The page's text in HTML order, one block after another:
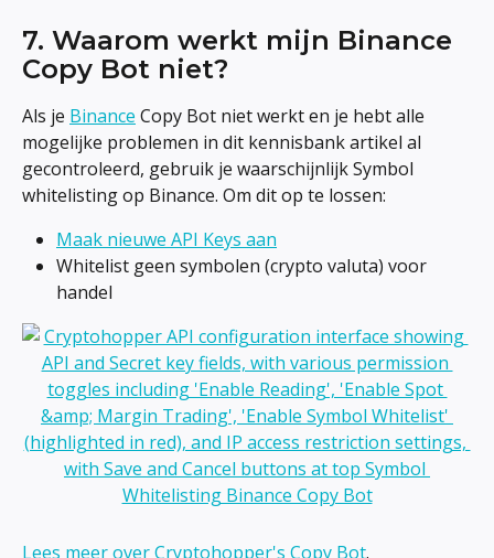
7. Waarom werkt mijn Binance
Copy Bot niet?
Als je Binance Copy Bot niet werkt en je hebt alle
mogelijke problemen in dit kennisbank artikel al
gecontroleerd, gebruik je waarschijnlijk Symbol
whitelisting op Binance. Om dit op te lossen:
Maak nieuwe API Keys aan
Whitelist geen symbolen (crypto valuta) voor
handel
Lees meer over Cryptohopper's Copy Bot.